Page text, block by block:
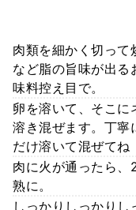
肉類を細かく切って
など脂の旨味が出る
味料控え目で。
卵を溶いて、そこに
溶き混ぜます。丁寧
だけ溶いて混ぜてね
肉に火が通ったら
熟に。
しっかりしっかり